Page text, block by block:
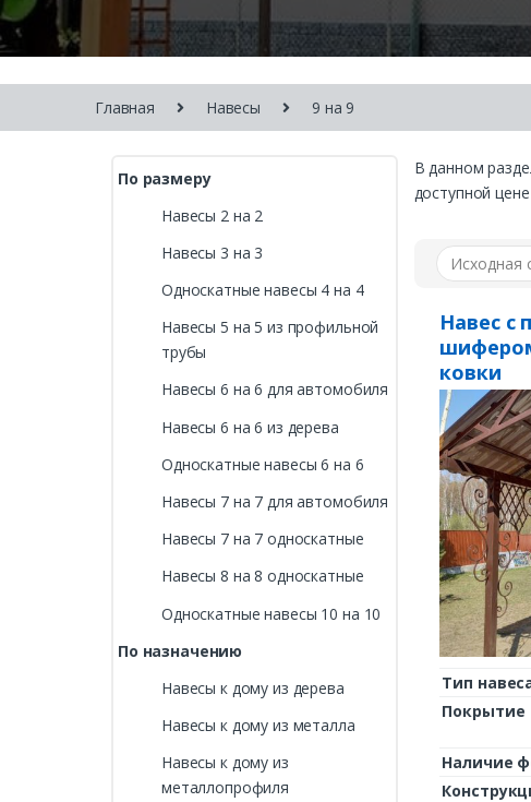
Главная Навесы 9 на 9
В данном
доступной
Навес с
ковки
Тип
Покрытие
Наличие
По размеру
Навесы 2 на 2
Навесы 3 на 3
Односкатные навесы 4 на 4
Навесы 5 на 5 из профильной
трубы
Навесы 6 на 6 для автомобиля
Навесы 6 на 6 из дерева
Односкатные навесы 6 на 6
Навесы 7 на 7 для автомобиля
Навесы 7 на 7 односкатные
Навесы 8 на 8 односкатные
Односкатные навесы 10 на 10
По назначению
Навесы к дому из дерева
Навесы к дому из металла
Навесы к дому из
металлопрофиля